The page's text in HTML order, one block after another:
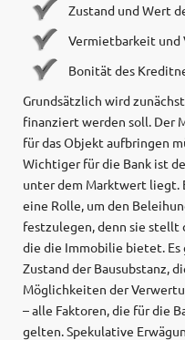
Zustand und Wert
Vermietbarkeit und
Bonität des
Grundsätzlich wird
finanziert werden soll. Der
für das Objekt aufbringen
Wichtiger für die Bank ist
unter dem Marktwert liegt.
eine Rolle, um den
festzulegen, denn sie stellt
die die Immobilie bietet. Es
Zustand der Bausubstanz,
Möglichkeiten der
– alle Faktoren, die für die
gelten. Spekulative